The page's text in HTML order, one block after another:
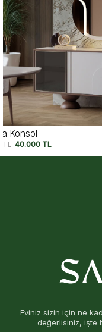
Felix Konsol
54.750TL 42.500
Eviniz sizin için ne
değerlisiniz, işte